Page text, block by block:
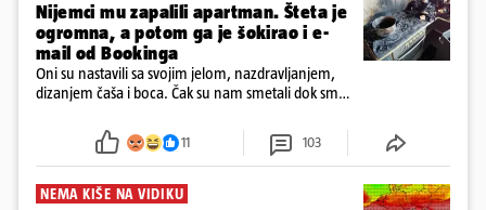
Nijemci mu zapalili apartman. Šteta je
ogromna, a potom ga je šokirao i e-
mail od Bookinga
Oni su nastavili sa svojim jelom, nazdravljanjem,
dizanjem čaša i boca. Čak su nam smetali dok smo
požar, rekao je vlasnik
11 103
NEMA KIŠE NA VIDIKU